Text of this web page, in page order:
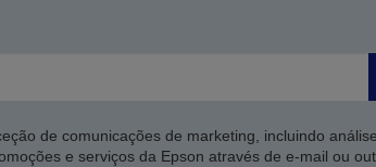
de comunicações de marketing, incluindo
e serviços da Epson através de e-mail ou